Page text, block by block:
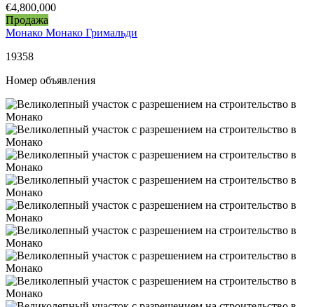
€4,800,000
Продажа
Монако Монако Гримальди
19358
Номер объявления